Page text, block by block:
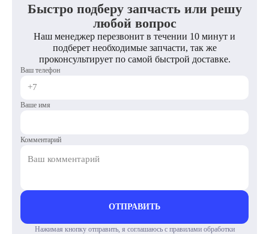
Быстро подберу запчасть или решу
любой вопрос
Наш менеджер перезвонит в течении 10 минут и
подберет необходимые запчасти, так же
проконсультирует по самой быстрой доставке.
Ваш телефон
Ваше имя
Комментарий
ОТПРАВИТЬ
Нажимая кнопку отправить, я соглашаюсь с правилами обработки